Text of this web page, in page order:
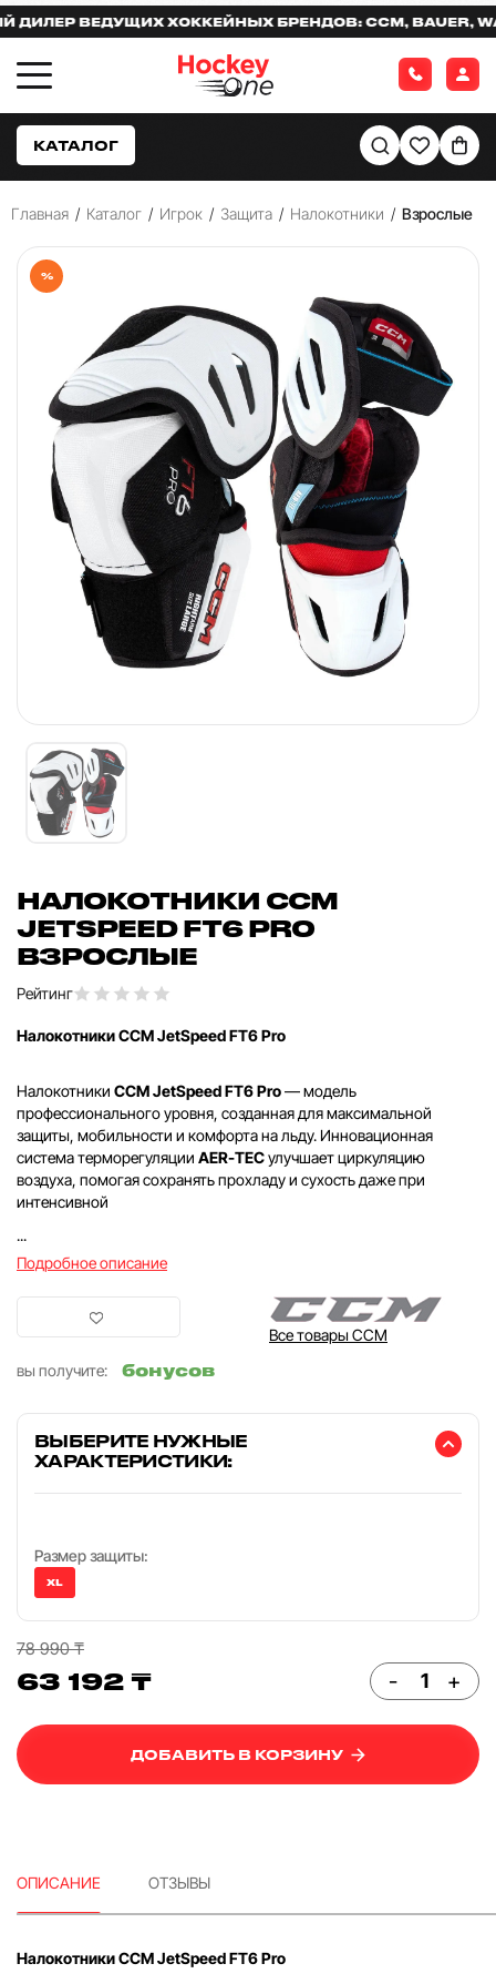
ВЕДУЩИХ ХОККЕЙНЫХ БРЕНДОВ: CCM, BAUER,
КАТАЛОГ
Главная / Каталог / Игрок / Защита / Налокотники / Взрослые
%
НАЛОКОТНИКИ CCM
JETSPEED FT6 PRO
ВЗРОСЛЫЕ
Рейтинг
Налокотники CCM JetSpeed FT6 Pro
Налокотники CCM JetSpeed FT6 Pro— модель
профессионального уровня, созданная для максимальной
защиты, мобильности и комфорта на льду. Инновационная
система терморегуляции AER-TECулучшает циркуляцию
воздуха, помогая сохранять прохладу и сухость даже при
интенсивной
...
Подробное описание
Все товары CCM
вы получите:
бонусов
ВЫБЕРИТЕ НУЖНЫЕ
ХАРАКТЕРИСТИКИ:
Размер защиты:
XL
78 990 ₸
63 192 ₸ - +
ДОБАВИТЬ В КОРЗИНУ
ОПИСАНИЕ ОТЗЫВЫ
Налокотники CCM JetSpeed FT6 Pro